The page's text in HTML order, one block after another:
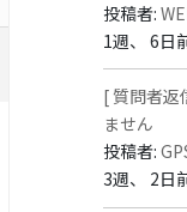
投稿者:
1週、 6日
[ 質問者返
ません
投稿者:
3週、 2日